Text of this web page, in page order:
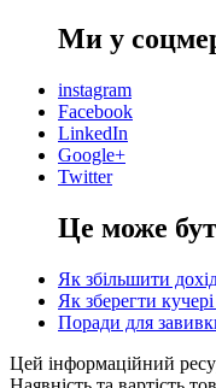
Ми у
instagram
Facebook
LinkedIn
Google+
Twitter
Це може
Як збільшити
Як зберегти
Поради для
Цей інформаційний